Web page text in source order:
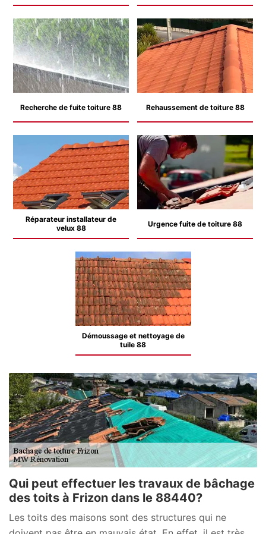
Recherche de fuite toiture 88 Rehaussement de toiture 88
Réparateur installateur de
velux 88
Urgence fuite de toiture 88
Démoussage et nettoyage de
tuile 88
Qui peut effectuer les travaux de bâchage
des toits à Frizon dans le 88440?
Les toits des maisons sont des structures qui ne